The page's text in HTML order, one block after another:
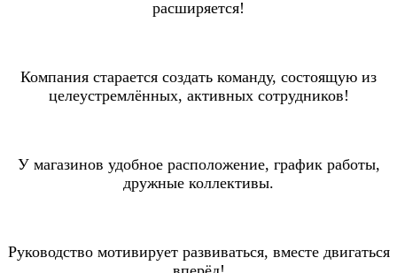
расширяется!
Компания старается создать команду, состоящую из
целеустремлённых, активных сотрудников!
У магазинов удобное расположение, график работы,
дружные коллективы.
Руководство мотивирует развиваться, вместе двигаться